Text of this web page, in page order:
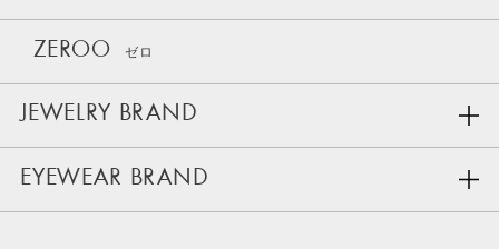
ZEROO ゼロ
JEWELRY BRAND
EYEWEAR BRAND